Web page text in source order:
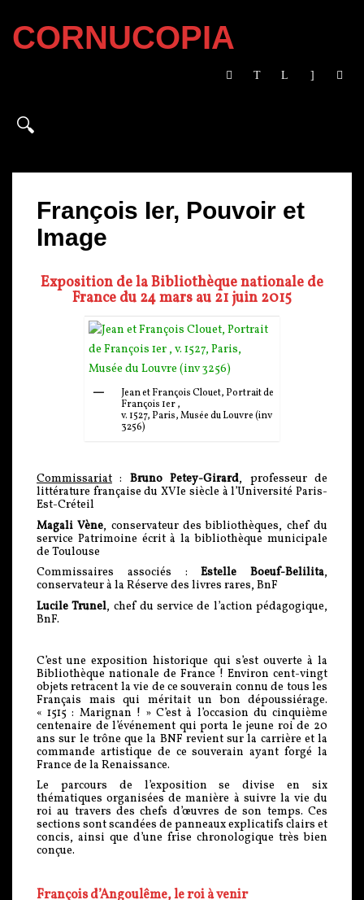
CORNUCOPIA
François Ier, Pouvoir et
Image
Exposition de la Bibliothèque nationale de
France du 24 mars au 21 juin 2015
Jean et François Clouet, Portrait de
François 1er ,
v. 1527, Paris, Musée du Louvre (inv
3256)
Commissariat : Bruno Petey-Girard, professeur de
littérature française du XVIe siècle à l’Université Paris-
Est-Créteil
Magali Vène, conservateur des bibliothèques, chef du
service Patrimoine écrit à la bibliothèque municipale
de Toulouse
Commissaires associés :Estelle Boeuf-Belilita,
conservateur à la Réserve des livres rares, BnF
Lucile Trunel, chef du service de l’action pédagogique,
BnF.
C’est une exposition historique qui s’est ouverte à la
Bibliothèque nationale de France ! Environ cent-vingt
objets retracent la vie de ce souverain connu de tous les
Français mais qui méritait un bon dépoussiérage.
« 1515 : Marignan ! » C’est à l’occasion du cinquième
centenaire de l’événement qui porta le jeune roi de 20
ans sur le trône que la BNF revient sur la carrière et la
commande artistique de ce souverain ayant forgé la
France de la Renaissance.
Le parcours de l’exposition se divise en six
thématiques organisées de manière à suivre la vie du
roi au travers des chefs d’œuvres de son temps. Ces
sections sont scandées de panneaux explicatifs clairs et
concis, ainsi que d’une frise chronologique très bien
conçue.
François d’Angoulême, le roi à venir